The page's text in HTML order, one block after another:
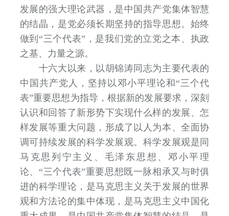
发展的强大理论武器，是中国共产党集体智慧
的结晶，是党必须长期坚持的指导思想。始终
做到“三个代表”，是我们党的立党之本、执政
之基、力量之源。
十六大以来，以胡锦涛同志为主要代表的
中国共产党人，坚持以邓小平理论和“三个代
表”重要思想为指导，根据新的发展要求，深刻
认识和回答了新形势下实现什么样的发展、怎
样发展等重大问题，形成了以人为本、全面协
调可持续发展的科学发展观。科学发展观是同
马克思列宁主义、毛泽东思想、邓小平理
论、“三个代表”重要思想既一脉相承又与时俱
进的科学理论，是马克思主义关于发展的世界
观和方法论的集中体现，是马克思主义中国化